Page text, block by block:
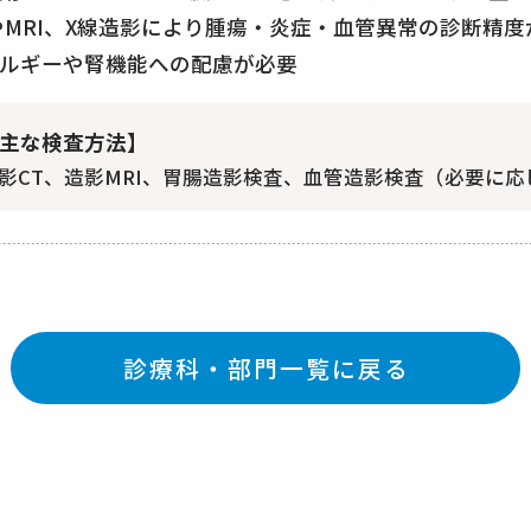
MRI、X線造影により腫瘍・炎症・血管異常の診断精
ギーや腎機能への配慮が必要
主な検査方法】
CT、造影MRI、胃腸造影検査、血管造影検査（必要に
診療科・部門一覧に戻る